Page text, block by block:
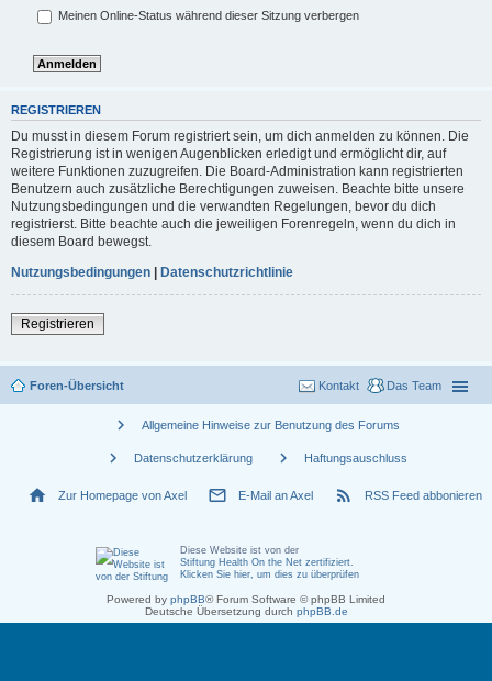
Meinen Online-Status während dieser Sitzung verbergen
REGISTRIEREN
Du musst in diesem Forum registriert sein, um dich anmelden zu können. Die
Registrierung ist in wenigen Augenblicken erledigt und ermöglicht dir, auf
weitere Funktionen zuzugreifen. Die Board-Administration kann registrierten
Benutzern auch zusätzliche Berechtigungen zuweisen. Beachte bitte unsere
Nutzungsbedingungen und die verwandten Regelungen, bevor du dich
registrierst. Bitte beachte auch die jeweiligen Forenregeln, wenn du dich in
diesem Board bewegst.
Nutzungsbedingungen | Datenschutzrichtlinie
Registrieren
Foren-Übersicht Das Team
Kontakt
chevron_right Allgemeine Hinweise zur Benutzung des Forums
chevron_right Datenschutzerklärung chevron_right Haftungsauschluss
home Zur Homepage von Axel mail_outline E-Mail an Axel rss_feed RSS Feed abbonieren
Diese Website ist von der
Stiftung Health On the Net zertifiziert
Klicken Sie hier, um dies zu überprüfen
Powered by phpBB® Forum Software © phpBB Limited
Deutsche Übersetzung durch phpBB.de